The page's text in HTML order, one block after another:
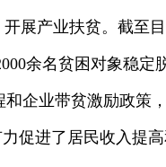
展产业扶贫。截至
余名贫困对象稳定
企业带贫激励政策
促进了居民收入提